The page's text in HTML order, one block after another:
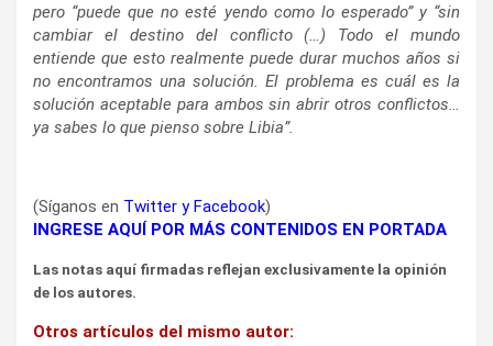
pero “puede que no esté yendo como lo esperado” y “sin
cambiar el destino del conflicto (…) Todo el mundo
entiende que esto realmente puede durar muchos años si
no encontramos una solución. El problema es cuál es la
solución aceptable para ambos sin abrir otros conflictos…
ya sabes lo que pienso sobre Libia”.
(Síganos en Twitter yFacebook)
INGRESE AQUÍ POR MÁS CONTENIDOS EN PORTADA
Las notas aquí firmadas reflejan exclusivamente la opinión
de los autores.
Otros artículos del mismo autor: